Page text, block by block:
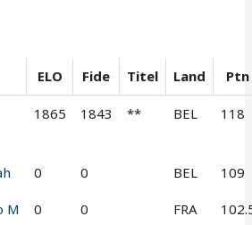
ELO Fide Titel Land Ptn
1865 1843 ** BEL 118
0 0 BEL 109
M 0 0 FRA